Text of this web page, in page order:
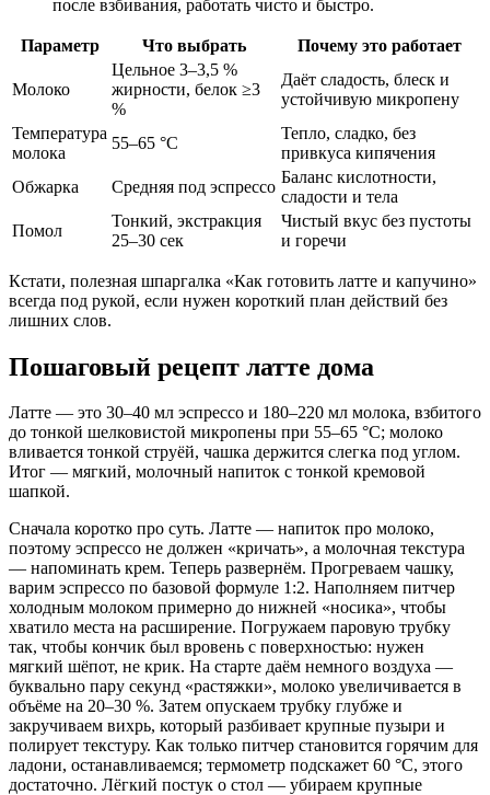
после взбивания, работать чисто и быстро.
Параметр Что выбрать Почему это работает
Молоко
Цельное 3–3,5 %
жирности, белок ≥3
%
Даёт сладость, блеск и
устойчивую микропену
Температура
молока
55–65 °C
Тепло, сладко, без
привкуса кипячения
Обжарка
Средняя под эспрессо
Баланс кислотности,
сладости и тела
Помол
Тонкий, экстракция
25–30 сек
Чистый вкус без пустоты
и горечи
Кстати, полезная шпаргалка «Как готовить латте и капучино»
всегда под рукой, если нужен короткий план действий без
лишних слов.
Пошаговый рецепт латте дома
Латте — это 30–40 мл эспрессо и 180–220 мл молока, взбитого
до тонкой шелковистой микропены при 55–65 °C; молоко
вливается тонкой струёй, чашка держится слегка под углом.
Итог — мягкий, молочный напиток с тонкой кремовой
шапкой.
Сначала коротко про суть. Латте — напиток про молоко,
поэтому эспрессо не должен «кричать», а молочная текстура
— напоминать крем. Теперь развернём. Прогреваем чашку,
варим эспрессо по базовой формуле 1:2. Наполняем питчер
холодным молоком примерно до нижней «носика», чтобы
хватило места на расширение. Погружаем паровую трубку
так, чтобы кончик был вровень с поверхностью: нужен
мягкий шёпот, не крик. На старте даём немного воздуха —
буквально пару секунд «растяжки», молоко увеличивается в
объёме на 20–30 %. Затем опускаем трубку глубже и
закручиваем вихрь, который разбивает крупные пузыри и
полирует текстуру. Как только питчер становится горячим для
ладони, останавливаемся; термометр подскажет 60 °C, этого
достаточно. Лёгкий постук о стол — убираем крупные